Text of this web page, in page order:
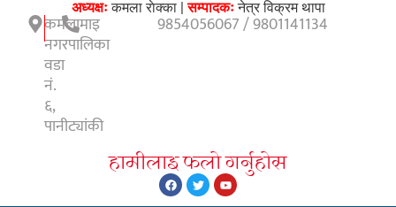
अध्यक्षःकमला राेक्का |सम्पादकःनेत्र विक्रम थापा
कमलामाइ
नगरपालिका
वडा
नं.
६,
पानीट्यांकी
9854056067 / 9801141134
हामीलाइ फलाे गर्नुहाेस